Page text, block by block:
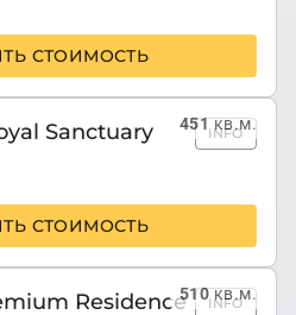
СТОИМОСТЬ
451кв.м.
Sanctuary INFO
СТОИМОСТЬ
510кв.м.
Residence
INFO